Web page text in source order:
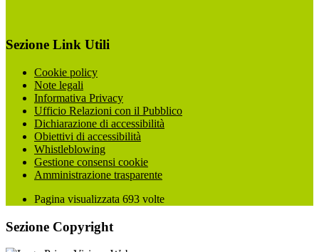
Sezione Link Utili
Cookie policy
Note legali
Informativa Privacy
Ufficio Relazioni con il Pubblico
Dichiarazione di accessibilità
Obiettivi di accessibilità
Whistleblowing
Gestione consensi cookie
Amministrazione trasparente
Pagina visualizzata 693 volte
Sezione Copyright